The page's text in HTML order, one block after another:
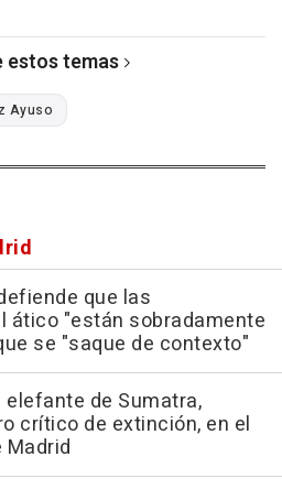
estos temas
Ayuso
que las
ático "están sobradamente
se "saque de contexto"
de Sumatra,
crítico de extinción, en el
Madrid